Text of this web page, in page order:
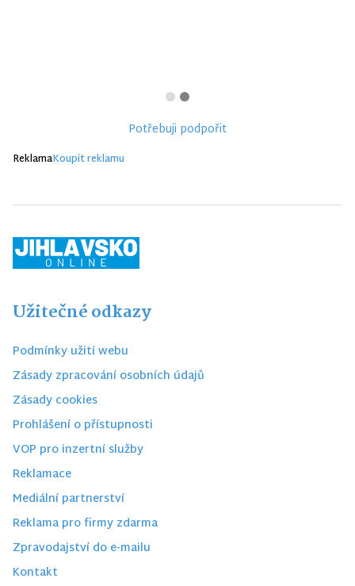
Potřebuji podpořit
ReklamaKoupit reklamu
Užitečné odkazy
Podmínky užití webu
Zásady zpracování osobních údajů
Zásady cookies
Prohlášení o přístupnosti
VOP pro inzertní služby
Reklamace
Mediální partnerství
Reklama pro firmy zdarma
Zpravodajství do e-mailu
Kontakt